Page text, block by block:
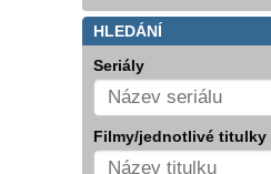
HLEDÁNÍ
Seriály
Filmy/jednotlivé titulky